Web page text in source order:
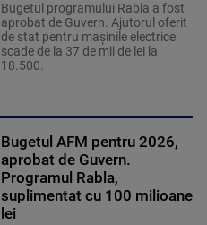
Bugetul programului Rabla a fost
aprobat de Guvern. Ajutorul oferit
de stat pentru mașinile electrice
scade de la 37 de mii de lei la
18.500.
Bugetul AFM pentru 2026,
aprobat de Guvern.
Programul Rabla,
suplimentat cu 100 milioane
lei